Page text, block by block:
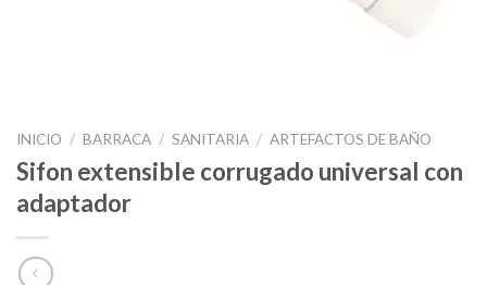
INICIO / BARRACA / SANITARIA / ARTEFACTOS DE BAÑO
Sifon extensible corrugado universal con
adaptador